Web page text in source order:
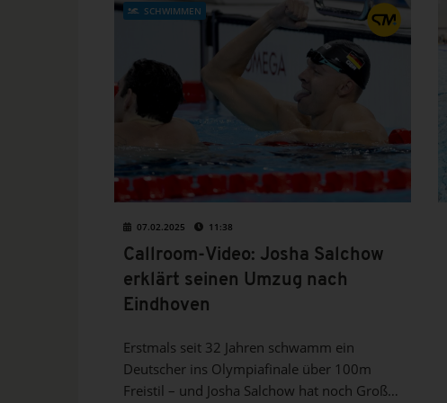
SCHWIMMEN
07.02.2025 11:38
Callroom-Video: Josha Salchow
erklärt seinen Umzug nach
Eindhoven
Erstmals seit 32 Jahren schwamm ein
Deutscher ins Olympiafinale über 100m
Freistil – und Josha Salchow hat noch Großes